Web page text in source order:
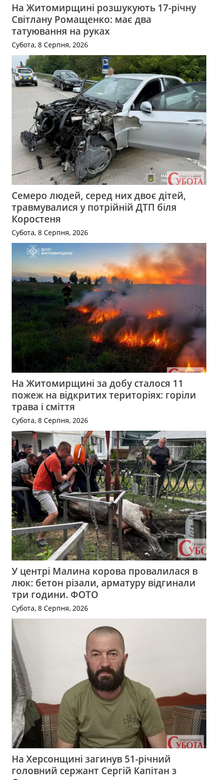
На Житомирщині розшукують 17-річну
Світлану Ромащенко: має два
татуювання на руках
Субота, 8 Серпня, 2026
Семеро людей, серед них двоє дітей,
травмувалися у потрійній ДТП біля
Коростеня
Субота, 8 Серпня, 2026
На Житомирщині за добу сталося 11
пожеж на відкритих територіях: горіли
трава і сміття
Субота, 8 Серпня, 2026
У центрі Малина корова провалилася в
люк: бетон різали, арматуру відгинали
три години. ФОТО
Субота, 8 Серпня, 2026
На Херсонщині загинув 51-річний
головний сержант Сергій Капітан з